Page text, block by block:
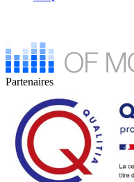
Partenaires